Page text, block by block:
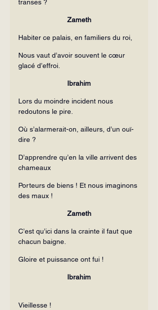
transes ?
Zameth
Habiter ce palais, en familiers du roi,
Nous vaut d’avoir souvent le cœur
glacé d’effroi.
Ibrahim
Lors du moindre incident nous
redoutons le pire.
Où s’alarmerait-on, ailleurs, d’un ouï-
dire ?
D’apprendre qu’en la ville arrivent des
chameaux
Porteurs de biens ! Et nous imaginons
des maux !
Zameth
C’est qu’ici dans la crainte il faut que
chacun baigne.
Gloire et puissance ont fui !
Ibrahim
Vieillesse !